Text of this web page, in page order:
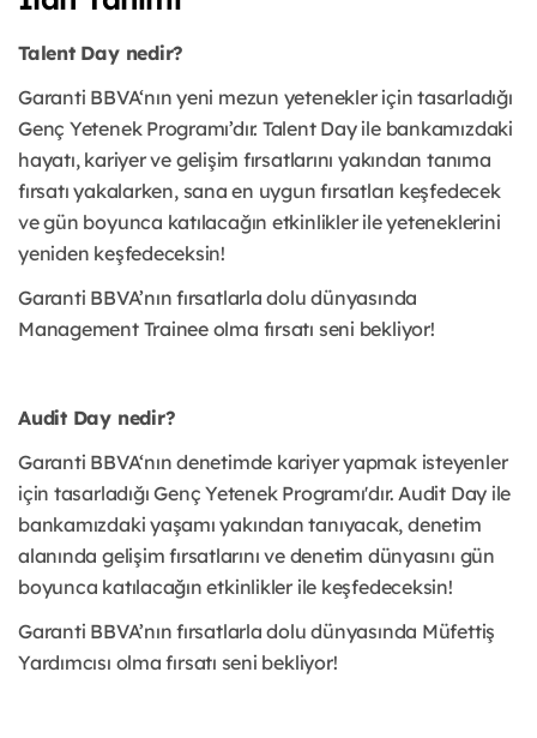
Talent Day nedir?
Garanti BBVA‘nın yeni mezun yetenekler için tasarladığı
Genç Yetenek Programı’dır. Talent Day ile bankamızdaki
hayatı, kariyer ve gelişim fırsatlarını yakından tanıma
fırsatı yakalarken, sana en uygun fırsatları keşfedecek
ve gün boyunca katılacağın etkinlikler ile yeteneklerini
yeniden keşfedeceksin!
Garanti BBVA’nın fırsatlarla dolu dünyasında
Management Trainee olma fırsatı seni bekliyor!
Audit Day nedir?
Garanti BBVA‘nın denetimde kariyer yapmak isteyenler
için tasarladığı Genç Yetenek Programı'dır. Audit Day ile
bankamızdaki yaşamı yakından tanıyacak, denetim
alanında gelişim fırsatlarını ve denetim dünyasını gün
boyunca katılacağın etkinlikler ile keşfedeceksin!
Garanti BBVA’nın fırsatlarla dolu dünyasında Müfettiş
Yardımcısı olma fırsatı seni bekliyor!